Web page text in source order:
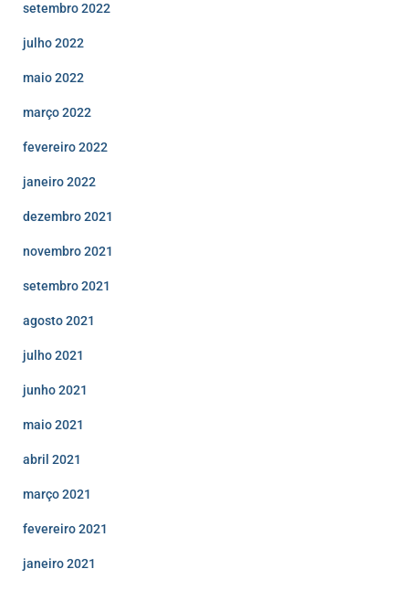
setembro 2022
julho 2022
maio 2022
março 2022
fevereiro 2022
janeiro 2022
dezembro 2021
novembro 2021
setembro 2021
agosto 2021
julho 2021
junho 2021
maio 2021
abril 2021
março 2021
fevereiro 2021
janeiro 2021